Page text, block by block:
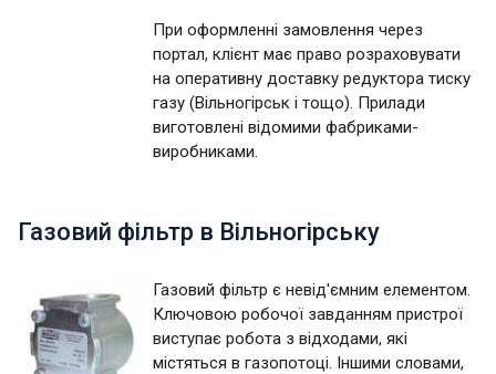
При оформленні замовлення через
портал, клієнт має право розраховувати
на оперативну доставку редуктора тиску
газу (Вільногірськ і тощо). Прилади
виготовлені відомими фабриками-
виробниками.
Газовий фільтр в Вільногірську
Газовий фільтр є невід'ємним елементом.
Ключовою робочої завданням пристрої
виступає робота з відходами, які
містяться в газопотоці. Іншими словами,